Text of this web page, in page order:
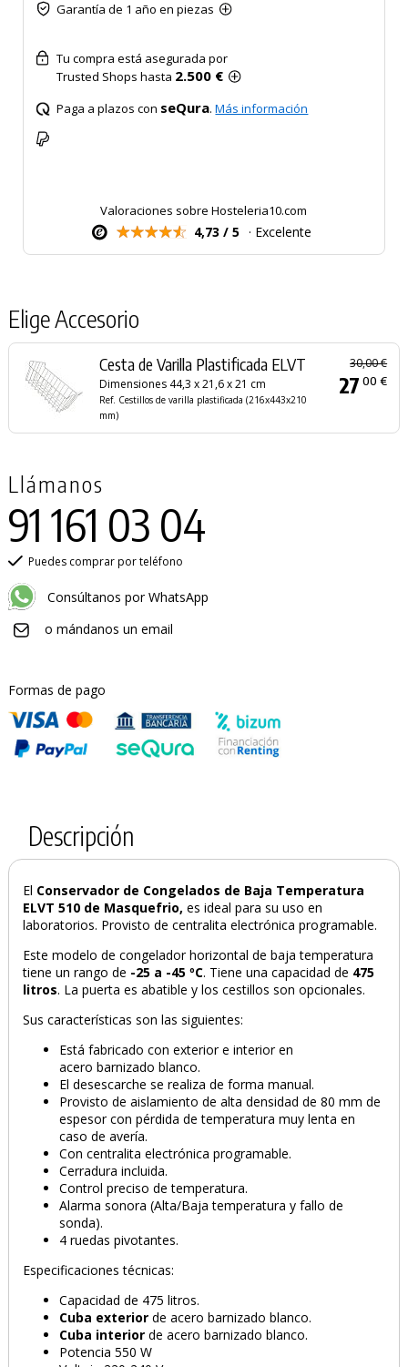
Garantía de 1 año en piezas
Tu compra está asegurada por
Trusted Shops hasta 2.500 €
Paga a plazos con seQura.Más información
Valoraciones sobre Hosteleria10.com
4,73 / 5 · Excelente
Elige Accesorio
Cesta de Varilla Plastificada ELVT
Dimensiones 44,3 x 21,6 x 21 cm
Ref. Cestillos de varilla plastificada (216x443x210
mm)
30,00 €
27 00 €
Llámanos
91 161 03 04
Puedes comprar por teléfono
Consúltanos por WhatsApp
o mándanos un email
Formas de pago
Descripción
El Conservador de Congelados de Baja Temperatura
ELVT 510 de Masquefrio, es ideal para su uso en
laboratorios. Provisto de centralita electrónica programable.
Este modelo de congelador horizontal de baja temperatura
tiene un rango de -25 a -45 ºC. Tiene una capacidad de 475
litros. La puerta es abatible y los cestillos son opcionales.
Sus características son las siguientes:
Está fabricado con exterior e interior en
acero barnizado blanco.
El desescarche se realiza de forma manual.
Provisto de aislamiento de alta densidad de 80 mm de
espesor con pérdida de temperatura muy lenta en
caso de avería.
Con centralita electrónica programable.
Cerradura incluida.
Control preciso de temperatura.
Alarma sonora (Alta/Baja temperatura y fallo de
sonda).
4 ruedas pivotantes.
Especificaciones técnicas:
Capacidad de 475 litros.
Cuba exterior de acero barnizado blanco.
Cuba interior de acero barnizado blanco.
Potencia 550 W